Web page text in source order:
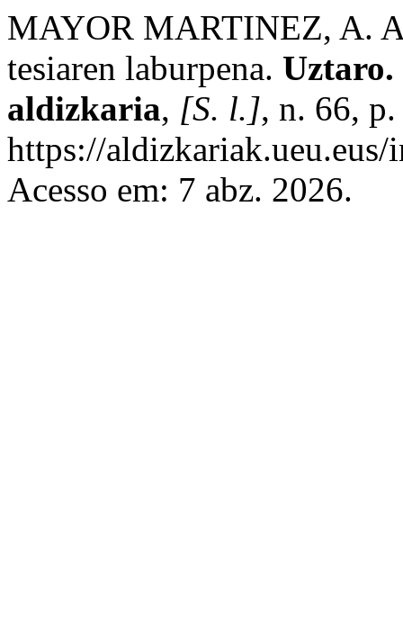
MAYOR MARTINEZ, A.
tesiaren laburpena. Uztaro.
aldizkaria, [S. l.], n. 66,
https://
Acesso em: 7 abz. 2026.